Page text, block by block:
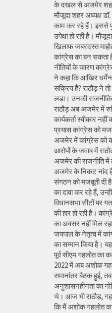
के दखल से अजमेर शहर
मौजूदा शहर अध्यक्ष
काम कर रहे हैं। इससे
उपेक्षा हो रही है।
खिलाफ जबरदस्त
कांग्रेस का बन सकता
नीतियों के कारण
ने कहा कि आखिर
सक्रिय हैै? राठौड़ ने
लड़ा। उनकी
राठौड़ अब अजमेर में
कार्यकर्ता स्वीकार
प्रयास कांग्रेस को
अजमेर में कांग्रेस को
आरोपों के जवाब में
अजमेर की राजनीति
अजमेर के निकट नांद
संगठन को मजबूती
का दावा कर रहे हैं,
विधानसभा सीटों पर
की हार हो रही है।
का अवसर नहीं मिल
जयपाल के नेतृत्व में
का सम्मान किया है।
पूर्व सीएम गहलोत का
2022 में अब अशोक
समानांतर बैठक हुई,
अनुशासनहीनता का
थे। आज भी राठौड़,
कि मैं अशोक गहलोत